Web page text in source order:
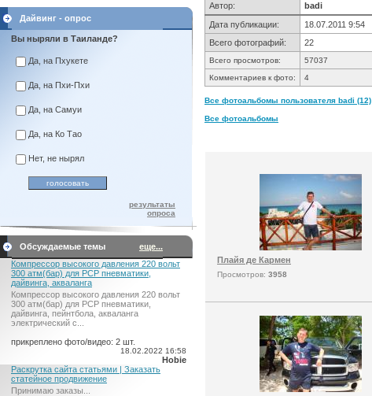
Дайвинг - опрос
Вы ныряли в Таиланде?
Да, на Пхукете
Да, на Пхи-Пхи
Да, на Самуи
Да, на Ко Тао
Нет, не нырял
результаты
опроса
Обсуждаемые темы
еще...
Компрессор высокого давления 220 вольт
300 атм(бар) для PCP пневматики,
дайвинга, акваланга
Компрессор высокого давления 220 вольт
300 атм(бар) для PCP пневматики,
дайвинга, пейнтбола, акваланга
электрический c...
прикреплено фото/видео: 2 шт.
18.02.2022 16:58
Hobie
Раскрутка сайта статьями | Заказать
статейное продвижение
Принимаю заказы...
Автор:
badi
Дата публикации:
18.07.2011 9:54
Всего фотографий:
22
Всего просмотров:
57037
Комментариев к фото:
4
Все фотоальбомы пользователя badi (12)
Все фотоальбомы
Плайя де Кармен
Просмотров: 3958